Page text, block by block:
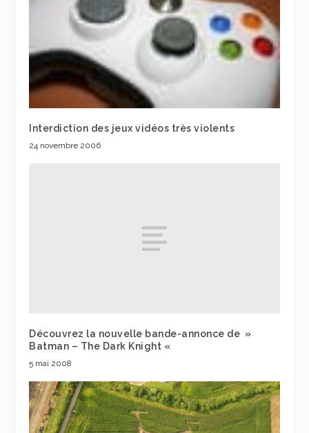
Interdiction des jeux vidéos très violents
24 novembre 2006
Découvrez la nouvelle bande-annonce de »
Batman – The Dark Knight «
5 mai 2008